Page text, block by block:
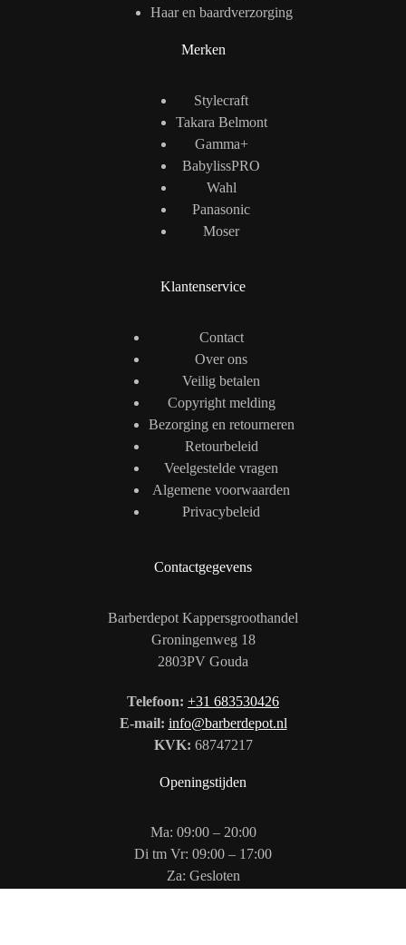
Haar en baardverzorging
Merken
Stylecraft
Takara Belmont
Gamma+
BabylissPRO
Wahl
Panasonic
Moser
Klantenservice
Contact
Over ons
Veilig betalen
Copyright melding
Bezorging en retourneren
Retourbeleid
Veelgestelde vragen
Algemene voorwaarden
Privacybeleid
Contactgegevens
Barberdepot Kappersgroothandel
Groningenweg 18
2803PV Gouda
Telefoon: +31 683530426
E-mail: info@barberdepot.nl
KVK: 68747217
Openingstijden
Ma: 09:00 – 20:00
Di tm Vr: 09:00 – 17:00
Za: Gesloten